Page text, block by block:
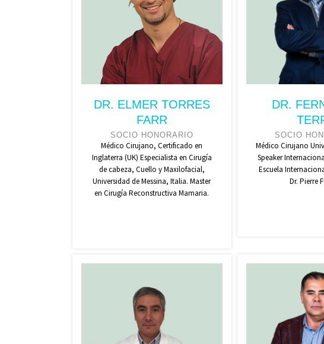
DR. ELMER TORRES
FARR
SOCIO HONORARIO
Médico Cirujano, Certificado en
Inglaterra (UK) Especialista en Cirugía
de cabeza, Cuello y Maxilofacial,
Universidad de Messina, Italia. Master
en Cirugía Reconstructiva Mamaria.
DR.
SOCIO
Médico Cirujano
Speaker
Escuela
Dr. Pierre